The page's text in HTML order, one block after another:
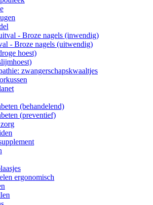
- Broze nagels (inwendig)
- Broze nagels (uitwendig)
hoest)
zwangerschapskwaaltjes
(behandelend)
(preventief)
ergonomisch